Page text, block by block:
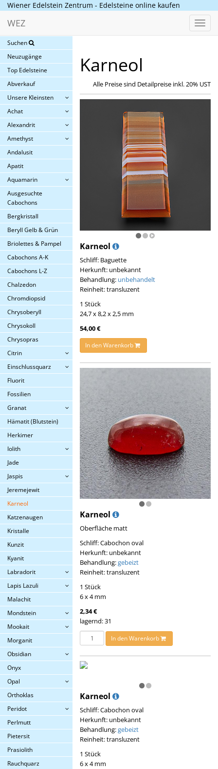
Wiener Edelstein Zentrum - Edelsteine online kaufen
WEZ
Suchen
Neuzugänge
Top Edelsteine
Abverkauf
Unsere Kleinsten
Achat
Alexandrit
Amethyst
Andalusit
Apatit
Aquamarin
Ausgesuchte
Cabochons
Bergkristall
Beryll Gelb & Grün
Briolettes & Pampel
Cabochons A-K
Cabochons L-Z
Chalzedon
Chromdiopsid
Chrysoberyll
Chrysokoll
Chrysopras
Citrin
Einschlussquarz
Fluorit
Fossilien
Granat
Hämatit (Blutstein)
Herkimer
Iolith
Jade
Jaspis
Jeremejewit
Karneol
Katzenaugen
Kristalle
Kunzit
Kyanit
Labradorit
Lapis Lazuli
Malachit
Mondstein
Mookait
Morganit
Obsidian
Onyx
Opal
Orthoklas
Peridot
Perlmutt
Pietersit
Prasiolith
Rauchquarz
Karneol
Alle Preise sind Detailpreise inkl. 20% UST
Karneol
Schliff: Baguette
Herkunft: unbekannt
Behandlung: unbehandelt
Reinheit: transluzent
1 Stück
24,7 x 8,2 x 2,5 mm
54,00 €
In den Warenkorb
Karneol
Oberfläche matt
Schliff: Cabochon oval
Herkunft: unbekannt
Behandlung:gebeizt
Reinheit: transluzent
1 Stück
6 x 4 mm
2,34 €
lagernd: 31
In den Warenkorb
Karneol
Schliff: Cabochon oval
Herkunft: unbekannt
Behandlung:gebeizt
Reinheit: transluzent
1 Stück
6 x 4 mm